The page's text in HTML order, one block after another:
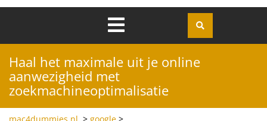
Openen
Haal het maximale uit je online
aanwezigheid met
zoekmachineoptimalisatie